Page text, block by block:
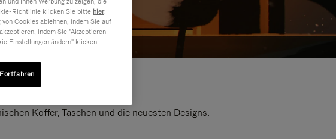
Koffer, Taschen und die neuesten Designs.
Richtlinie klicken Sie bitte hier.
Cookies ablehnen, indem Sie auf
indem Sie "Akzeptieren
Einstellungen ändern" klicken.